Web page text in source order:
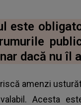
ARTICOLUL
este
dacă nu îl
amenzi
Acesta